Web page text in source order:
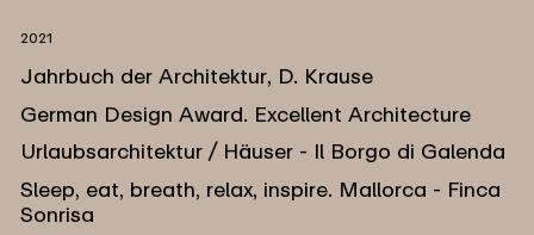
2021
Jahrbuch der Architektur, D. Krause
German Design Award. Excellent Architecture
Urlaubsarchitektur / Häuser - Il Borgo di Galenda
Sleep, eat, breath, relax, inspire. Mallorca - Finca
Sonrisa